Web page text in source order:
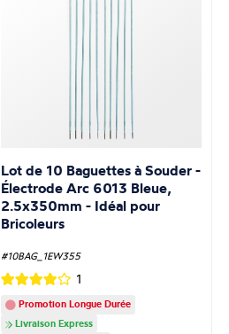
Lot de 10 Baguettes à Souder -
Électrode Arc 6013 Bleue,
2.5x350mm - Idéal pour
Bricoleurs
#10BAG_1EW355
1
Promotion Longue Durée
Livraison Express